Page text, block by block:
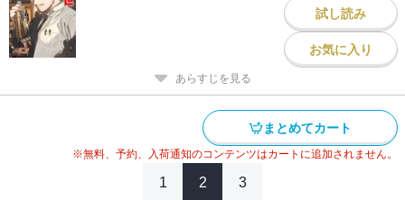
試し読み
お気に入り
あらすじを見る
まとめてカート
※無料、予約、入荷通知のコンテンツはカートに追加されません。
1 2 3